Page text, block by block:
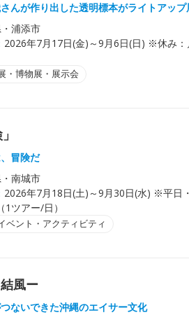
んが作り出した透明標本がライトアップ
浦添市
2026年7月17日(金)～9月6日(日) ※休み：
・博物展・展示会
冒険だ
南城市
2026年7月18日(土)～9月30日(水) ※平日
1ツアー/日）
ベント・アクティビティ
風ー
ないできた沖縄のエイサー文化